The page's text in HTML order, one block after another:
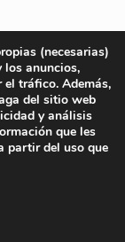
(necesarias)
los anuncios,
el tráfico. Además,
del sitio web
y análisis
que les
partir del uso que